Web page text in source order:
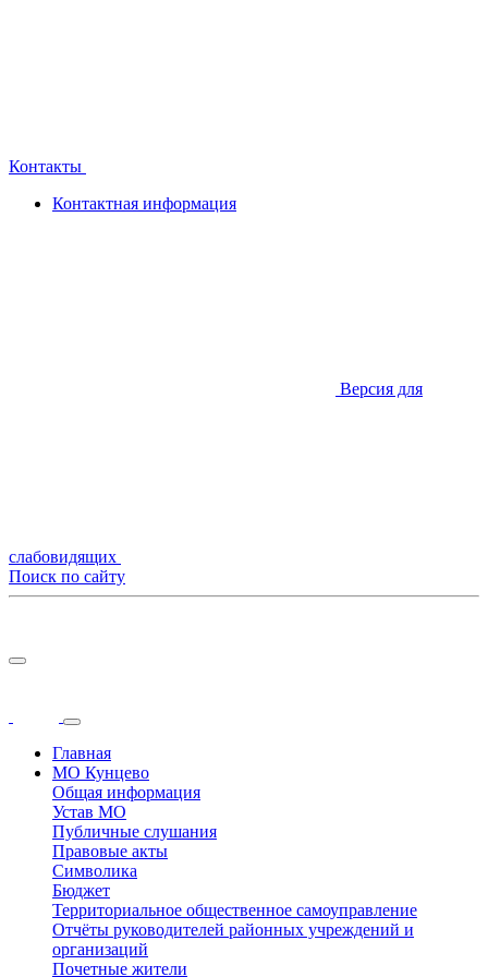
Контакты
Контактная информация
Версия для
слабовидящих
Поиск по сайту
Главная
МО Кунцево
Общая информация
Устав МО
Публичные слушания
Правовые акты
Символика
Бюджет
Территориальное общественное самоуправление
Отчёты руководителей районных учреждений и
организаций
Почетные жители